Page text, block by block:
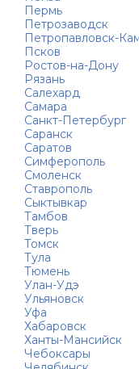
Пермь
Петрозаводск
Петропавловск-
Псков
Ростов-на-Дону
Рязань
Салехард
Самара
Санкт-Петербург
Саранск
Саратов
Симферополь
Смоленск
Ставрополь
Сыктывкар
Тамбов
Тверь
Томск
Тула
Тюмень
Улан-Удэ
Ульяновск
Уфа
Хабаровск
Ханты-Мансийск
Чебоксары